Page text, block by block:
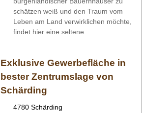
schätzen weiß und den Traum vom
Leben am Land verwirklichen möchte,
findet hier eine seltene ...
Exklusive Gewerbefläche in
bester Zentrumslage von
Schärding
4780 Schärding